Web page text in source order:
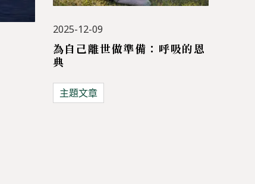
2025-12-09
為自己離世做準備：呼吸的恩
典
主題文章